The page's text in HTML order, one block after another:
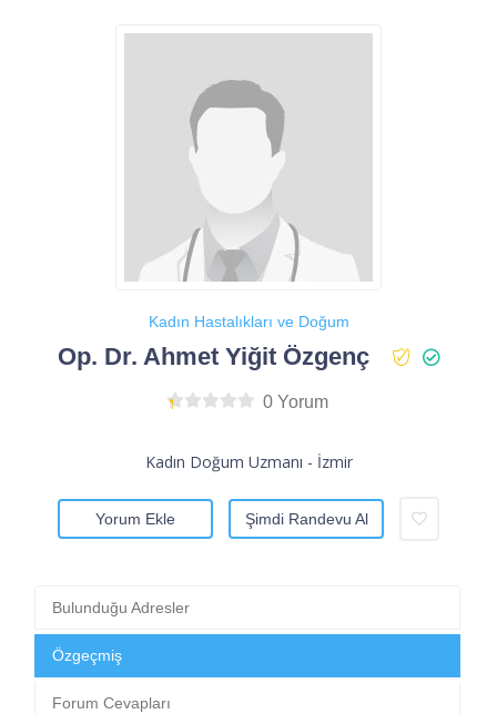
Kadın Hastalıkları ve Doğum
Op. Dr. Ahmet Yiğit Özgenç
0 Yorum
Kadın Doğum Uzmanı - İzmir
Yorum Ekle Şimdi Randevu Al
Bulunduğu Adresler
Özgeçmiş
Forum Cevapları